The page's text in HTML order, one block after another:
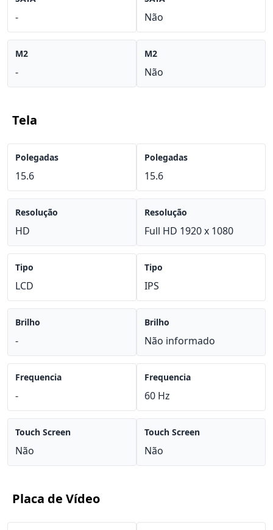
-
M2
-
Não
M2
Não
Tela
Polegadas
15.6
Resolução
HD
Tipo
LCD
Brilho
-
Frequencia
-
Touch Screen
Não
Polegadas
15.6
Resolução
Full HD 1920 x 1080
Tipo
IPS
Brilho
Não informado
Frequencia
60 Hz
Touch Screen
Não
Placa de Vídeo